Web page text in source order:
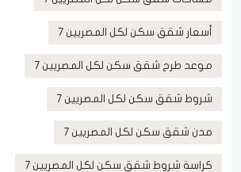
أسعار شقق سكن لكل المصريين 7
موعد طرح شقق سكن لكل المصريين 7
شروط شقق سكن لكل المصريين 7
مدن شقق سكن لكل المصريين 7
كراسة شروط شقق سكن لكل المصريين 7